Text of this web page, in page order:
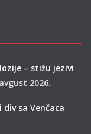
– stižu jezivi
2026.
div sa Venčaca